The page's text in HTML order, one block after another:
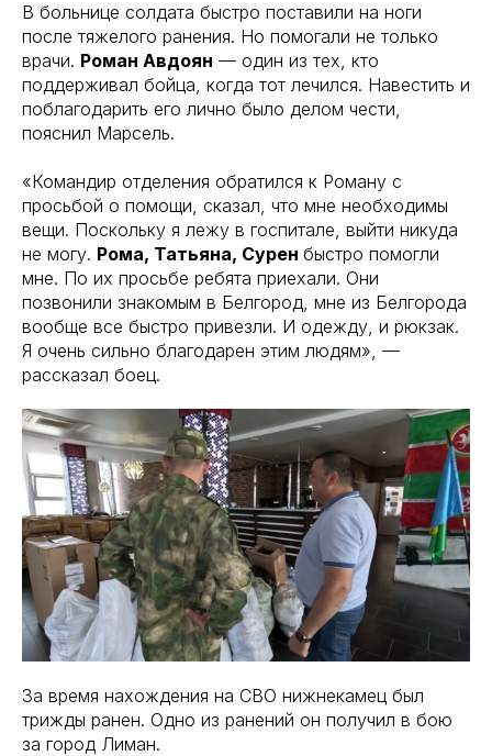
В больнице солдата быстро поставили на ноги
после тяжелого ранения. Но помогали не только
врачи. Роман Авдоян — один из тех, кто
поддерживал бойца, когда тот лечился. Навестить и
поблагодарить его лично было делом чести,
пояснил Марсель.
«Командир отделения обратился к Роману с
просьбой о помощи, сказал, что мне необходимы
вещи. Поскольку я лежу в госпитале, выйти никуда
не могу. Рома, Татьяна, Сурен быстро помогли
мне. По их просьбе ребята приехали. Они
позвонили знакомым в Белгород, мне из Белгорода
вообще все быстро привезли. И одежду, и рюкзак.
Я очень сильно благодарен этим людям», —
рассказал боец.
За время нахождения на СВО нижнекамец был
трижды ранен. Одно из ранений он получил в бою
за город Лиман.